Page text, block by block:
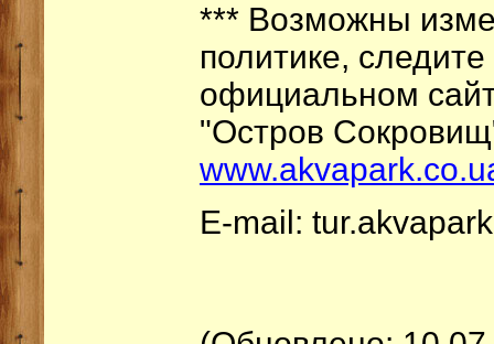
*** Возможны
политике,
официальном
"Остров
E-mail: